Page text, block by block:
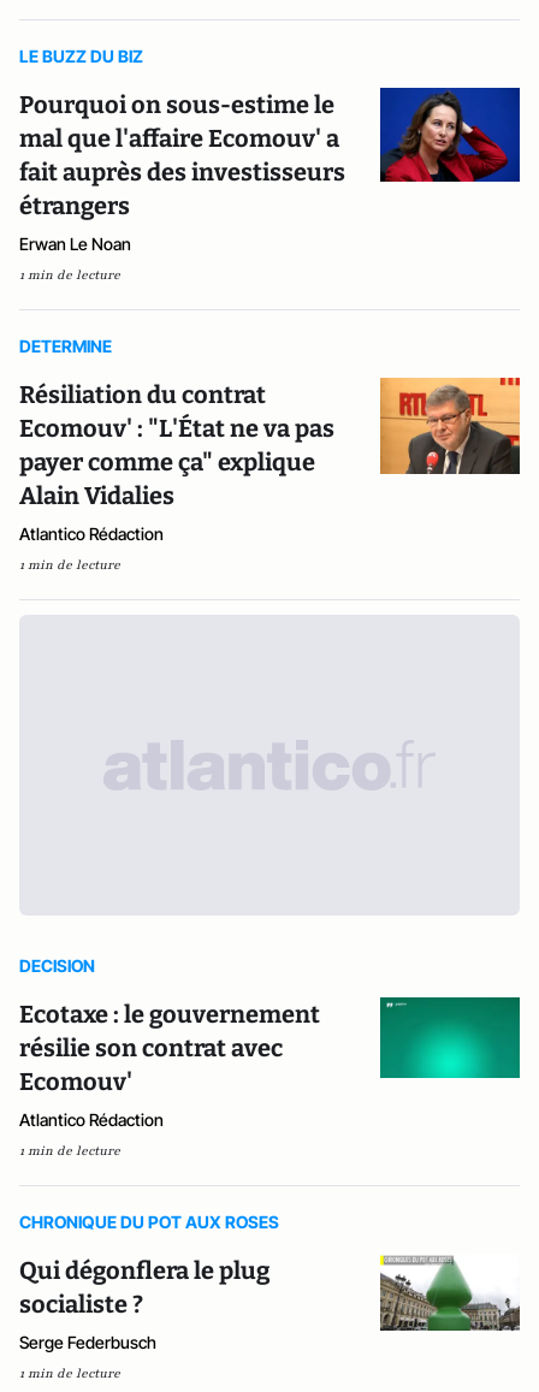
LE BUZZ DU BIZ
Pourquoi on sous-estime le
mal que l'affaire Ecomouv' a
fait auprès des investisseurs
étrangers
Erwan Le Noan
1 min de lecture
DETERMINE
Résiliation du contrat
Ecomouv' : "L'État ne va pas
payer comme ça" explique
Alain Vidalies
Atlantico Rédaction
1 min de lecture
DECISION
Ecotaxe : le gouvernement
résilie son contrat avec
Ecomouv'
Atlantico Rédaction
1 min de lecture
CHRONIQUE DU POT AUX ROSES
Qui dégonflera le plug
socialiste ?
Serge Federbusch
1 min de lecture